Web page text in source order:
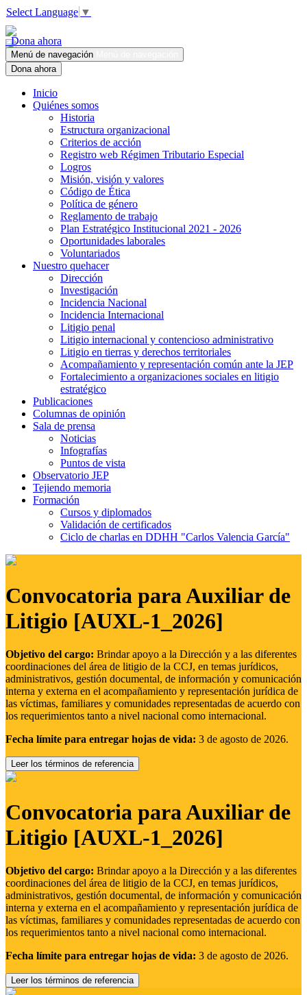
Select Language ▼
Dona ahora
Menú de navegación
Dona ahora
Inicio
Quiénes somos
Historia
Estructura organizacional
Criterios de acción
Registro web Régimen Tributario Especial
Logros
Misión, visión y valores
Código de Ética
Política de género
Reglamento de trabajo
Plan Estratégico Institucional 2021 - 2026
Oportunidades laborales
Voluntariados
Nuestro quehacer
Dirección
Investigación
Incidencia Nacional
Incidencia Internacional
Litigio penal
Litigio internacional y contencioso administrativo
Litigio en tierras y derechos territoriales
Acompañamiento y representación común ante la JEP
Fortalecimiento a organizaciones sociales en litigio
estratégico
Publicaciones
Columnas de opinión
Sala de prensa
Noticias
Infografías
Puntos de vista
Observatorio JEP
Tejiendo memoria
Formación
Cursos y diplomados
Validación de certificados
Ciclo de charlas en DDHH "Carlos Valencia García"
Convocatoria para Auxiliar de
Litigio [AUXL-1_2026]
Objetivo del cargo: Brindar apoyo a la Dirección y a las diferentes
coordinaciones del área de litigio de la CCJ, en temas jurídicos,
administrativos, gestión documental, de información y comunicación
interna y externa en el acompañamiento y representación jurídica de
las víctimas, familiares y comunidades representadas de acuerdo con
los requerimientos tanto a nivel nacional como internacional.
Fecha límite para entregar hojas de vida: 3 de agosto de 2026.
Leer los términos de referencia
Convocatoria para Auxiliar de
Litigio [AUXL-1_2026]
Objetivo del cargo: Brindar apoyo a la Dirección y a las diferentes
coordinaciones del área de litigio de la CCJ, en temas jurídicos,
administrativos, gestión documental, de información y comunicación
interna y externa en el acompañamiento y representación jurídica de
las víctimas, familiares y comunidades representadas de acuerdo con
los requerimientos tanto a nivel nacional como internacional.
Fecha límite para entregar hojas de vida: 3 de agosto de 2026.
Leer los términos de referencia